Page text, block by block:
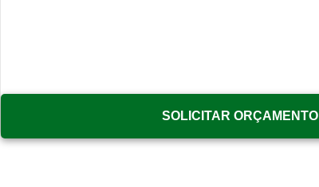
SOLICITAR ORÇAMENTO